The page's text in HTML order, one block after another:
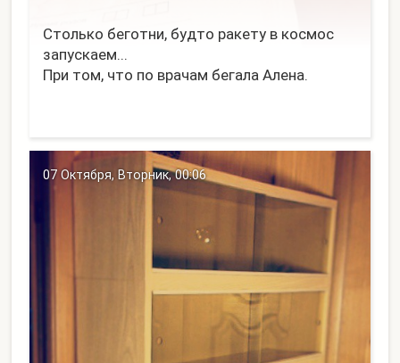
Столько беготни, будто ракету в космос
запускаем...
При том, что по врачам бегала Алена.
07 Октября, Вторник, 00:06